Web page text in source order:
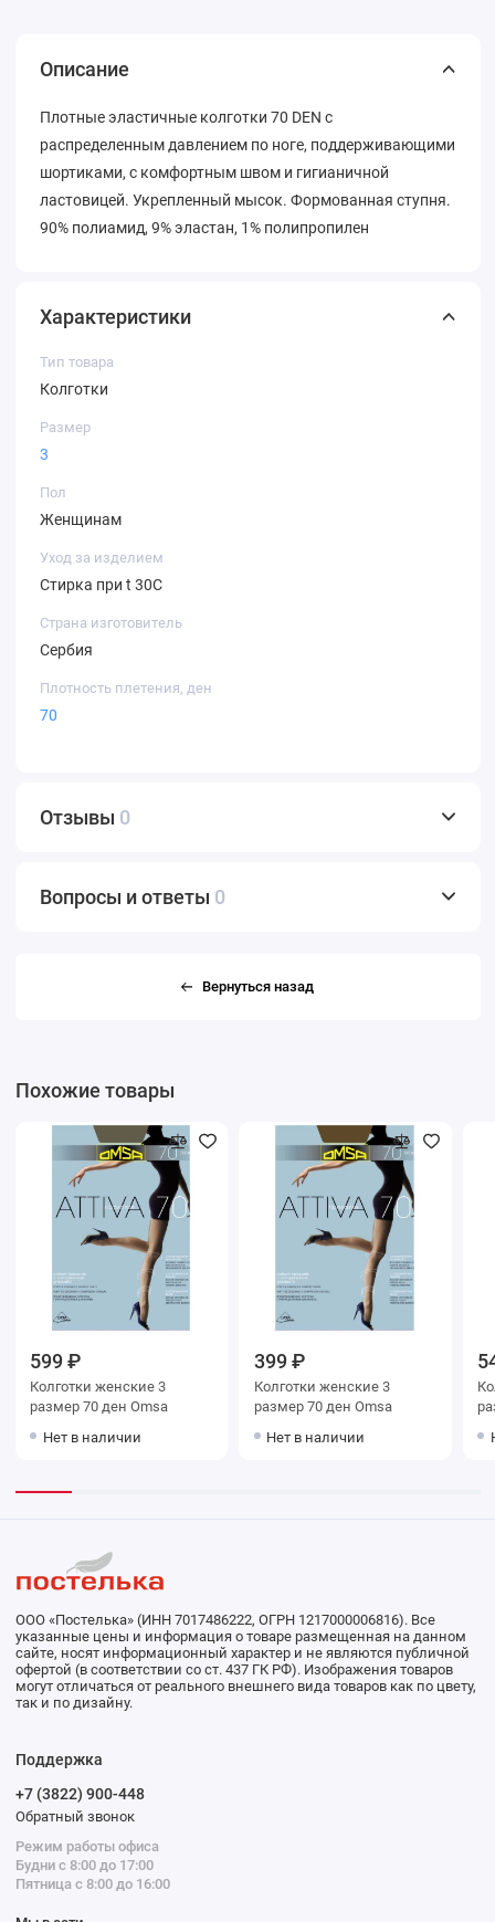
Описание
Плотные эластичные колготки 70 DEN с
распределенным давлением по ноге, поддерживающими
шортиками, с комфортным швом и гигианичной
ластовицей. Укрепленный мысок. Формованная ступня.
90% полиамид, 9% эластан, 1% полипропилен
Характеристики
Тип товара
Колготки
Размер
3
Пол
Женщинам
Уход за изделием
Стирка при t 30С
Страна изготовитель
Сербия
Плотность плетения, ден
70
Отзывы 0
Вопросы и ответы 0
Вернуться назад
Похожие товары
599 ₽
Колготки женские 3
размер 70 ден Omsa
Нет в наличии
399 ₽
Колготки женские 3
размер 70 ден Omsa
Нет в наличии
ООО «Постелька» (ИНН 7017486222, ОГРН 1217000006816). Все
указанные цены и информация о товаре размещенная на данном
сайте, носят информационный характер и не являются публичной
офертой (в соответствии со ст. 437 ГК РФ). Изображения товаров
могут отличаться от реального внешнего вида товаров как по цвету,
так и по дизайну.
Поддержка
+7 (3822) 900-448
Обратный звонок
Режим работы офиса
Будни с 8:00 до 17:00
Пятница с 8:00 до 16:00